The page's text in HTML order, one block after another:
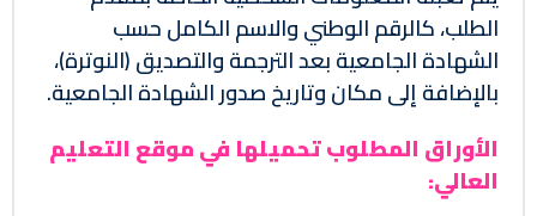
الطلب، كالرقم الوطني والاسم الكامل حسب
الشهادة الجامعية بعد الترجمة والتصديق (النوترة)،
بالإضافة إلى مكان وتاريخ صدور الشهادة الجامعية.
الأوراق المطلوب تحميلها في موقع التعليم
العالي: